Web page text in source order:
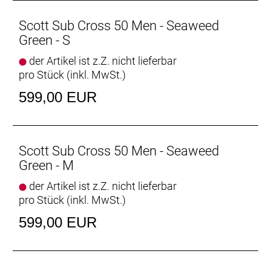
Scott Sub Cross 50 Men - Seaweed
Green - S
der Artikel ist z.Z. nicht lieferbar
pro Stück (inkl. MwSt.)
599,00 EUR
Scott Sub Cross 50 Men - Seaweed
Green - M
der Artikel ist z.Z. nicht lieferbar
pro Stück (inkl. MwSt.)
599,00 EUR